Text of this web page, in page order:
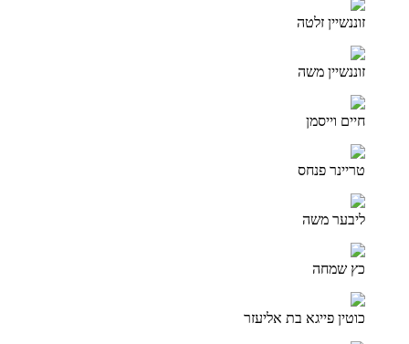
זוננשיין זלטה
זוננשיין משה
חיים וייסמן
טריינר פנחס
ליבער משה
כץ שמחה
כוטין פייגא בת אליעזר